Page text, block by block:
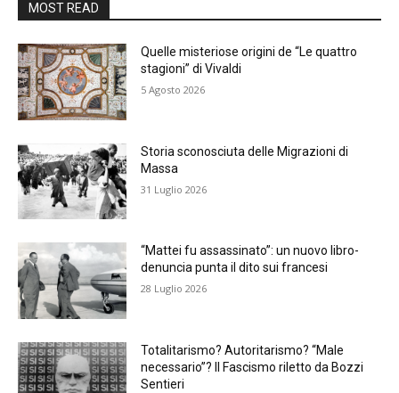
MOST READ
Quelle misteriose origini de “Le quattro
stagioni” di Vivaldi
5 Agosto 2026
Storia sconosciuta delle Migrazioni di
Massa
31 Luglio 2026
“Mattei fu assassinato”: un nuovo libro-
denuncia punta il dito sui francesi
28 Luglio 2026
Totalitarismo? Autoritarismo? “Male
necessario”? Il Fascismo riletto da Bozzi
Sentieri